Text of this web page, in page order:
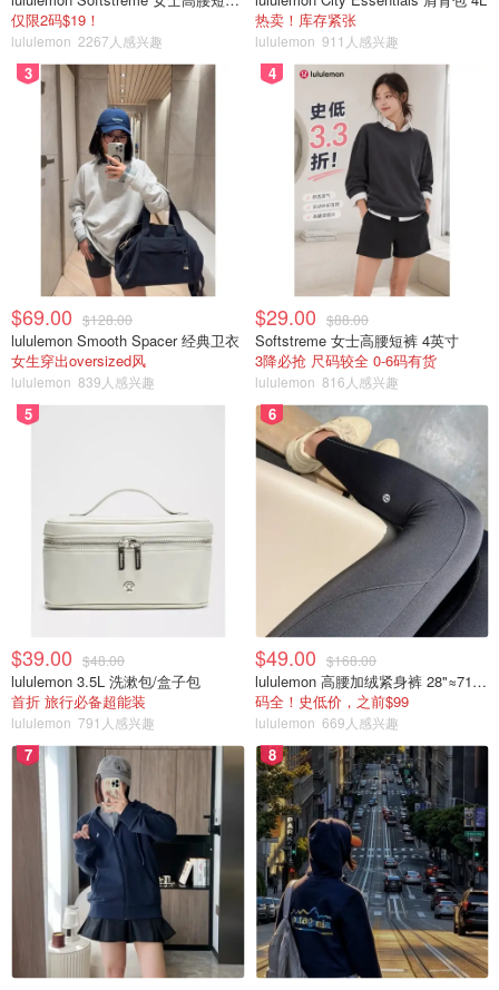
仅限2码$19！
lululemon 2267人感兴趣
热卖！库存紧张
lululemon 911人感兴趣
3
$69.00 $128.00
lululemon Smooth Spacer 经典卫衣
女生穿出oversized风
lululemon 839人感兴趣
4
$29.00 $88.00
Softstreme 女士高腰短裤 4英寸
3降必抢 尺码较全 0-6码有货
lululemon 816人感兴趣
5
$39.00 $48.00
lululemon 3.5L 洗漱包/盒子包
首折 旅行必备超能装
lululemon 791人感兴趣
6
$49.00 $168.00
lululemon 高腰加绒紧身裤 28"≈71cm 5个口袋
码全！史低价，之前$99
lululemon 669人感兴趣
7 8